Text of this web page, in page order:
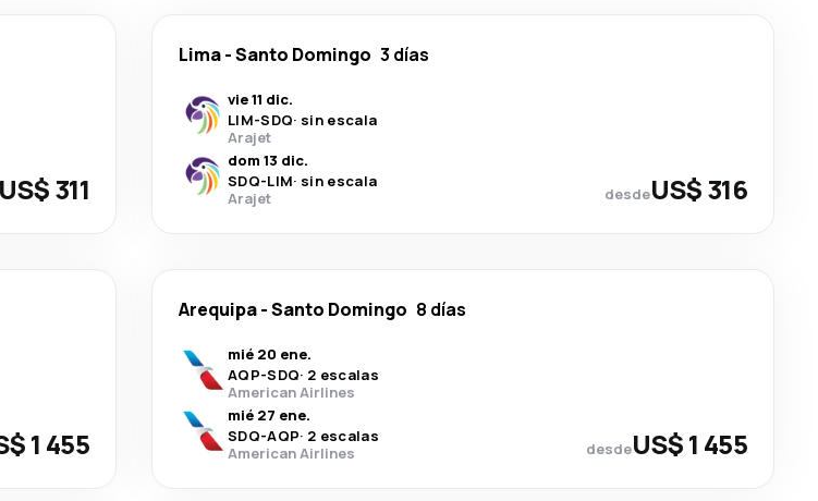
US$ 311
Lima-Santo Domingo 3 días
vie 11 dic.
LIM-SDQ· sin escala
Arajet
dom 13 dic.
SDQ-LIM· sin escala
Arajet
desdeUS$ 316
1 455
Arequipa-Santo Domingo 8 días
mié 20 ene.
AQP-SDQ· 2 escalas
American Airlines
mié 27 ene.
SDQ-AQP· 2 escalas
American Airlines
desdeUS$ 1 455